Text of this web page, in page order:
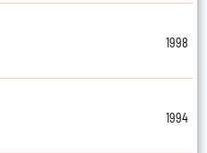
1998
1994